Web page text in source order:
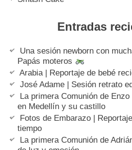
Entradas
Una sesión newborn con
Papás moteros
Arabia | Reportaje de bebé
José Adame | Sesión retrato
La primera Comunión de
en Medellín y su castillo
Fotos de Embarazo |
tiempo
La primera Comunión de